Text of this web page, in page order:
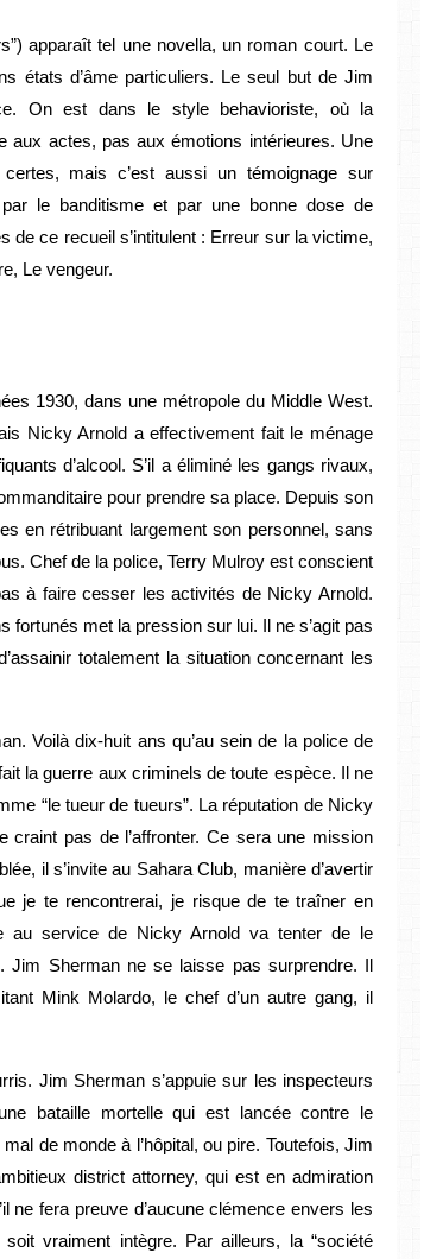
apparaît tel une novella, un roman court. Le
états d’âme particuliers. Le seul but de Jim
On est dans le style behavioriste, où la
aux actes, pas aux émotions intérieures. Une
mais c’est aussi un témoignage sur
par le banditisme et par une bonne dose de
ce recueil s’intitulent : Erreur sur la victime,
Le vengeur.
1930, dans une métropole du Middle West.
Nicky Arnold a effectivement fait le ménage
d’alcool. S’il a éliminé les gangs rivaux,
pour prendre sa place. Depuis son
en rétribuant largement son personnel, sans
Chef de la police, Terry Mulroy est conscient
à faire cesser les activités de Nicky Arnold.
fortunés met la pression sur lui. Il ne s’agit pas
totalement la situation concernant les
Voilà dix-huit ans qu’au sein de la police de
la guerre aux criminels de toute espèce. Il ne
“le tueur de tueurs”. La réputation de Nicky
pas de l’affronter. Ce sera une mission
il s’invite au Sahara Club, manière d’avertir
je te rencontrerai, je risque de te traîner en
au service de Nicky Arnold va tenter de le
Jim Sherman ne se laisse pas surprendre. Il
Mink Molardo, le chef d’un autre gang, il
Jim Sherman s’appuie sur les inspecteurs
bataille mortelle qui est lancée contre le
de monde à l’hôpital, ou pire. Toutefois, Jim
district attorney, qui est en admiration
ne fera preuve d’aucune clémence envers les
vraiment intègre. Par ailleurs, la “société